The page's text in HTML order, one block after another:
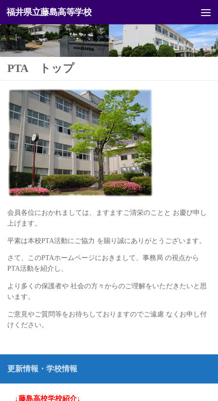
コンテンツへスキップ
福井県立藤島高等学校
PTA トップ
会員各位におかれましては、ますますご清栄のことと お慶び申し
上げます。
平素は本校PTA活動にご協力 を賜り誠にありがとうございます。
さて、このPTAホームページにおきまして、事務局 の視点から
PTA活動を紹介し、
より多くの保護者や 社会の方々からのご理解をいただきたいと思
います。
ご意見やご質問等をお待ちしておりますのでご遠慮 なくお申し付
けください。
更新情報・学校情報
↓藤島高校学校紹介↓